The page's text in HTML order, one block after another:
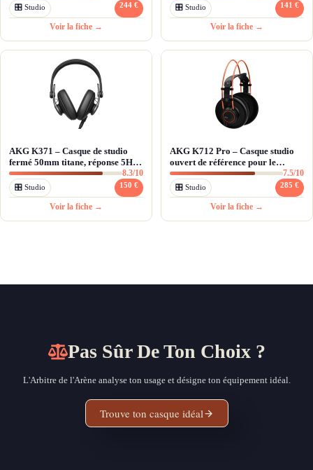
🎛 Studio 244 €
Voir la fiche →
🎛 Studio 141 €
Voir la fiche →
AKG K371 – Casque de studio
fermé 50mm titane, réponse 5Hz-
50kHz
8.3/10
🎛 Studio 150 €
Voir la fiche →
AKG K712 Pro – Casque studio
ouvert de référence pour le
mixage et l'écoute audiophile7.5/10
🎛 Studio 285 €
Voir la fiche →
Pas Sûr De Ton Choix ?
L'Arbitre de l'Arène analyse ton usage et désigne ton équipement idéal.
Trouve ton casque idéal